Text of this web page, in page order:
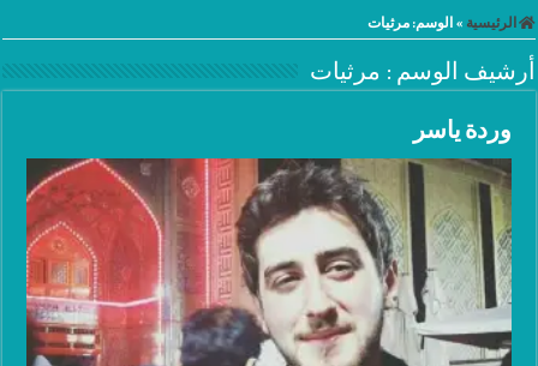
الرئيسية » الوسم:مرثيات
أرشيف الوسم : مرثيات
وردة ياسر